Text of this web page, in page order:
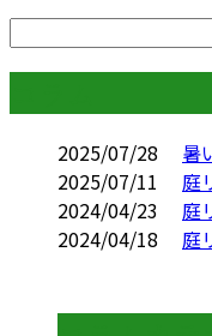
2025/07/28
暑
2025/07/11
庭
2024/04/23
庭
2024/04/18
庭